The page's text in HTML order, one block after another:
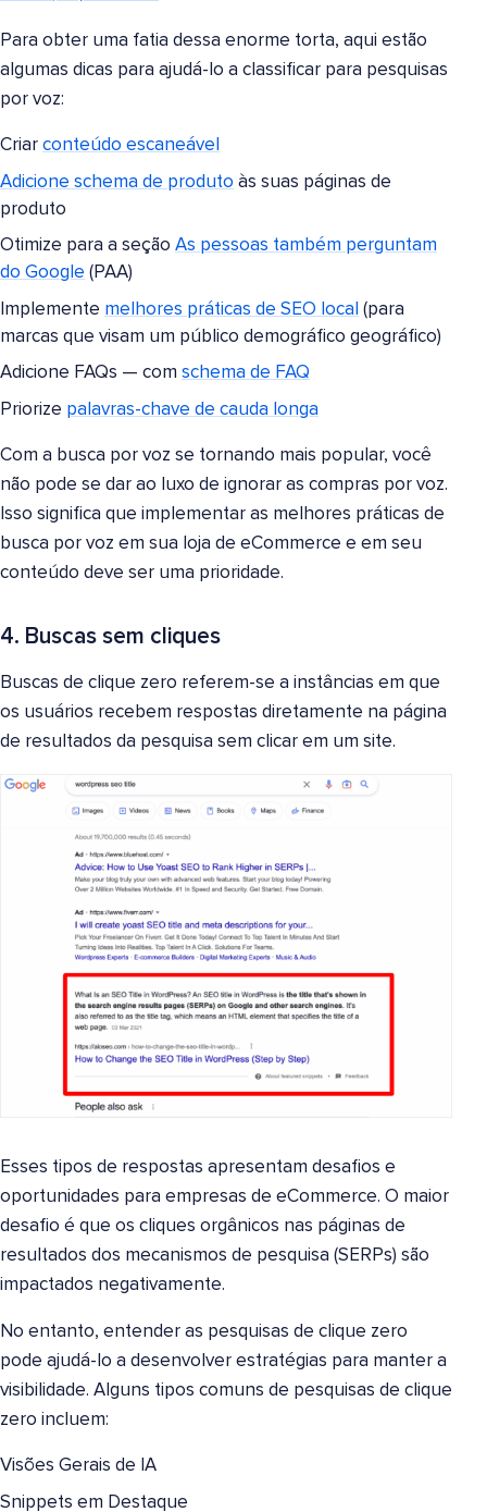
Para obter uma fatia dessa enorme torta, aqui estão
algumas dicas para ajudá-lo a classificar para pesquisas
por voz:
Criar conteúdo escaneável
Adicione schema de produto às suas páginas de
produto
Otimize para a seção As pessoas também perguntam
do Google (PAA)
Implemente melhores práticas de SEO local (para
marcas que visam um público demográfico geográfico)
Adicione FAQs — com schema de FAQ
Priorize palavras-chave de cauda longa
Com a busca por voz se tornando mais popular, você
não pode se dar ao luxo de ignorar as compras por voz.
Isso significa que implementar as melhores práticas de
busca por voz em sua loja de eCommerce e em seu
conteúdo deve ser uma prioridade.
4. Buscas sem cliques
Buscas de clique zero referem-se a instâncias em que
os usuários recebem respostas diretamente na página
de resultados da pesquisa sem clicar em um site.
Esses tipos de respostas apresentam desafios e
oportunidades para empresas de eCommerce. O maior
desafio é que os cliques orgânicos nas páginas de
resultados dos mecanismos de pesquisa (SERPs) são
impactados negativamente.
No entanto, entender as pesquisas de clique zero
pode ajudá-lo a desenvolver estratégias para manter a
visibilidade. Alguns tipos comuns de pesquisas de clique
zero incluem:
Visões Gerais de IA
Snippets em Destaque